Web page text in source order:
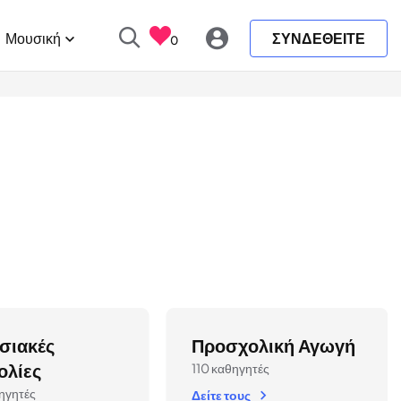
Μουσική 0 ΣΥΝΔΕΘΕΙΤΕ
Προσχολική Αγωγή
110 καθηγητές
Δείτε τους